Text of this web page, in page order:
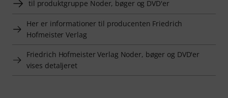
til produktgruppe Noder, bøger og DVD'er
Her er informationer til producenten Friedrich
Hofmeister Verlag
Friedrich Hofmeister Verlag Noder, bøger og DVD'er
vises detaljeret